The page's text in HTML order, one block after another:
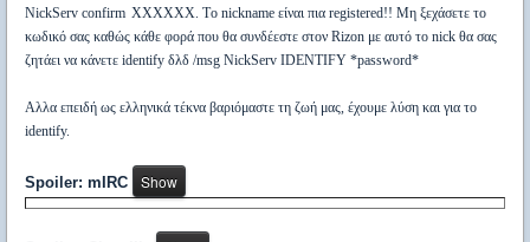
NickServ confirm XXXXXX. Τo nickname είναι πια registered!! Μη ξεχάσετε το
κωδικό σας καθώς κάθε φορά που θα συνδέεστε στον Rizon με αυτό το nick θα σας
ζητάει να κάνετε identify δλδ /msg NickServ IDENTIFY *password*
Aλλα επειδή ως ελληνικά τέκνα βαριόμαστε τη ζωή μας, έχουμε λύση και για το
identify.
Spoiler: mIRC